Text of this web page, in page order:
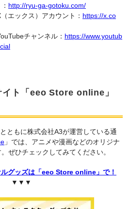
http://ryu-ga-gotoku.com/
エックス）アカウント： https://x.co
チャンネル： https://www.youtub
イト「eeo Store online」
ともに株式会社A3が運営している通
」では、アニメや漫画などのオリジナ
ぜひチェックしてみてください。
グッズは「eeo Store online」で！
▼▼▼